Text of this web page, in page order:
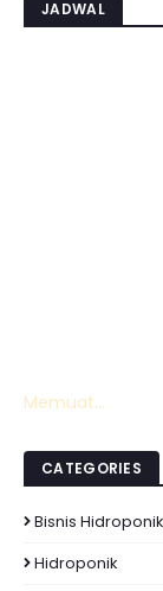
JADWAL
Memuat...
CATEGORIES
Bisnis Hidroponik
Hidroponik